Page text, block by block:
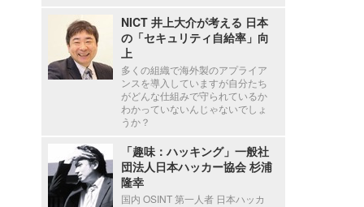
NICT 井上大介が考える 日本
の「セキュリティ自給率」向
上
多くの組織で海外製のアプライア
ンスを導入していますが自分たち
がどんな仕組みで守られているか
わかっていないんじゃないでしょ
うか？
「趣味：ハッキング」一般社
団法人日本ハッカー協会 杉浦
隆幸
国内 OSINT 第一人者 日本ハッカ